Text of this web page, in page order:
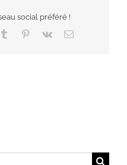
social préféré !
Tumblr Pinterest
Vk Email